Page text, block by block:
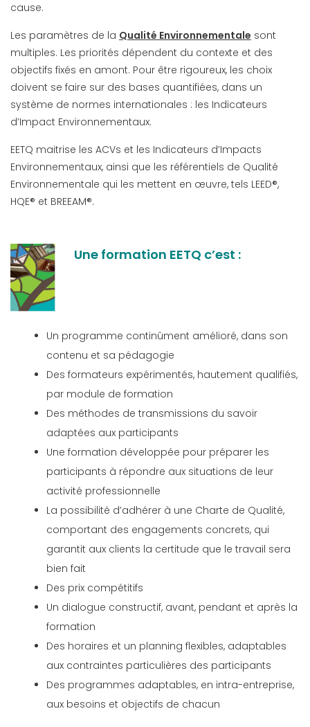
cause.
Les paramètres de la Qualité Environnementale sont
multiples. Les priorités dépendent du contexte et des
objectifs fixés en amont. Pour être rigoureux, les choix
doivent se faire sur des bases quantifiées, dans un
système de normes internationales : les Indicateurs
d’Impact Environnementaux.
EETQ maitrise les ACVs et les Indicateurs d’Impacts
Environnementaux, ainsi que les référentiels de Qualité
Environnementale qui les mettent en œuvre, tels LEED®,
HQE® et BREEAM®.
Une formation EETQ c’est :
Un programme continûment amélioré, dans son
contenu et sa pédagogie
Des formateurs expérimentés, hautement qualifiés,
par module de formation
Des méthodes de transmissions du savoir
adaptées aux participants
Une formation développée pour préparer les
participants à répondre aux situations de leur
activité professionnelle
La possibilité d’adhérer à une Charte de Qualité,
comportant des engagements concrets, qui
garantit aux clients la certitude que le travail sera
bien fait
Des prix compétitifs
Un dialogue constructif, avant, pendant et après la
formation
Des horaires et un planning flexibles, adaptables
aux contraintes particulières des participants
Des programmes adaptables, en intra-entreprise,
aux besoins et objectifs de chacun